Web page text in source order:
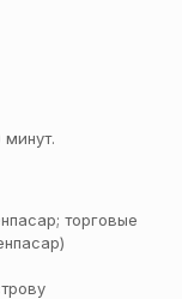
минут.
торговые